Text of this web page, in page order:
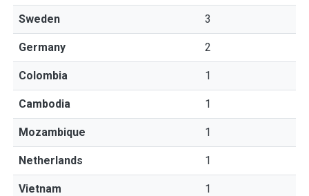
Sweden 3
Germany 2
Colombia 1
Cambodia 1
Mozambique 1
Netherlands 1
Vietnam 1